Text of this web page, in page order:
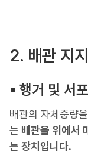
2. 배관 지
▪︎ 행거 및 서
배관의 자체중량
는 배관을 위에서
는 장치입니다.